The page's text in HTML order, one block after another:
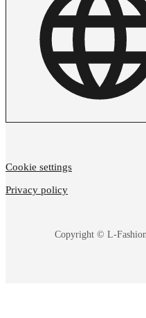
Copyright © L-
Cookie settings
Privacy policy